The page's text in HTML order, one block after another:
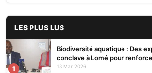
LES PLUS LUS
1
Biodiversité aquatique : Des
conclave à Lomé pour
écosystèmes
13 Mar 2026